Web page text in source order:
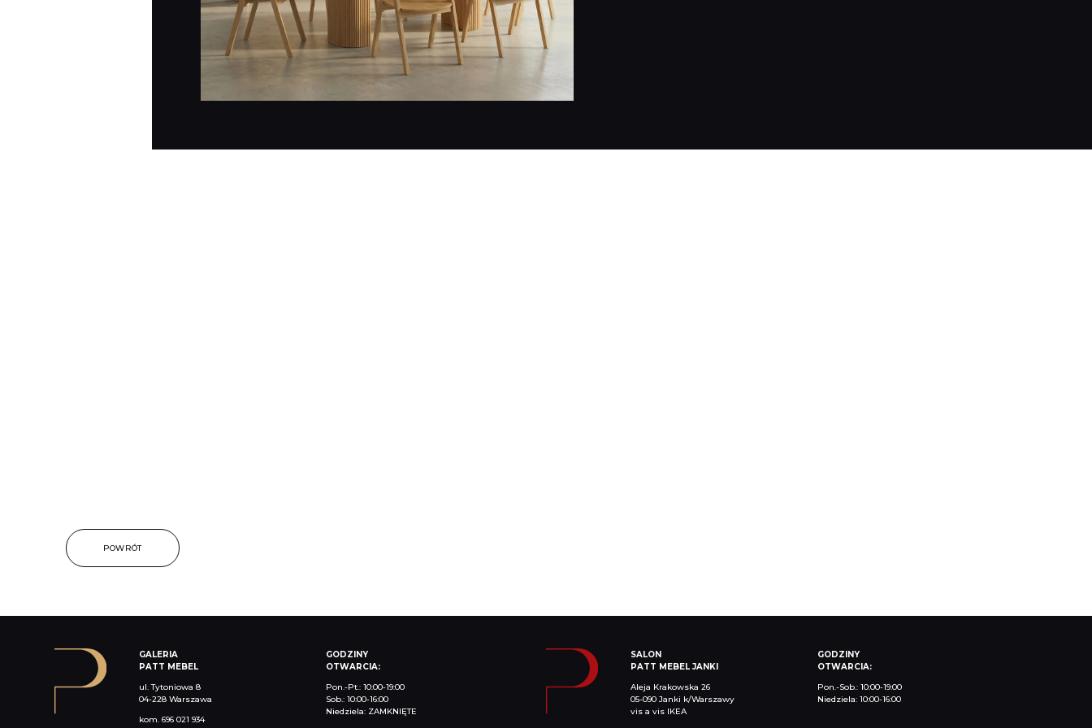
POWRÓT
GALERIA
PATT MEBEL
ul. Tytoniowa 8
04-228 Warszawa
kom. 696 021 934
GODZINY
OTWARCIA:
Pon.-Pt.: 10:00-19:00
Sob.: 10:00-16:00
Niedziela: ZAMKNIĘTE
SALON
PATT MEBEL JANKI
Aleja Krakowska 26
05-090 Janki k/Warszawy
vis a vis IKEA
GODZINY
OTWARCIA:
Pon.-Sob.: 10:00-19:00
Niedziela: 10:00-16:00